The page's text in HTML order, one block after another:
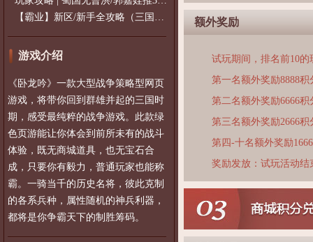
【霸业】新区/新手全攻略（三国通用）2
游戏介绍
《卧龙吟》一款大型战争策略型网页
游戏，将带你回到群雄并起的三国时
期，感受最纯粹的战争游戏。此款绿
色页游能让你体会到前所未有的战斗
体验，既无商城道具，也无宝石合
成，只要你有毅力，普通玩家也能称
霸。一骑当千的历史名将，彼此克制
的各系兵种，属性随机的神兵利器，
都将是你争霸天下的制胜筹码。
额外奖励
试玩期间，排名前10
第一名额外奖励8888积
第二名额外奖励6666积
第三名额外奖励2666积
第四-十名额外奖励
奖励发放：试玩活动